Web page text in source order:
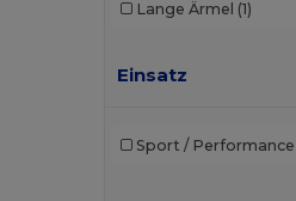
Lange Ärmel (1)
Einsatz
Sport / Performance